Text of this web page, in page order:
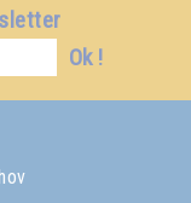
Ok !